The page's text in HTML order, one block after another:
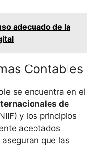
adecuado de la
Contables
se encuentra en el
de
y los principios
aceptados
que las